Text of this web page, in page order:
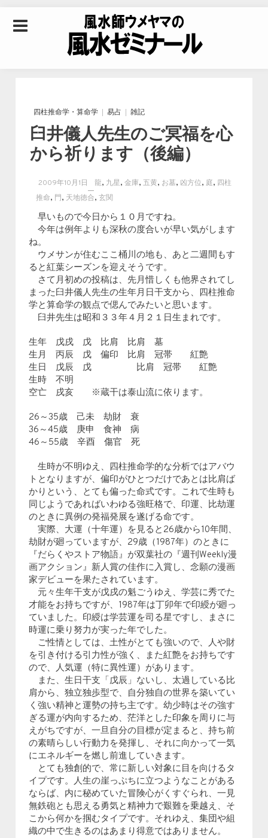
水ゼミナール｜風水
学・四柱推命学・易
学を合わせた立命講
座
四柱推命学・算命学 易占 雑記
臼井儀人先生のご冥福を心
から祈ります（後編）
2009年10月1日 龍, 九星,金庫,五黄, お墓, 凶方位,庭, 四柱
推命, 門, 天地徳合,玄関
早いもので今日から１０月ですね。
今年は例年よりも深秋の度合いが早い気がします
ね。
ウメサンが住むここ桶川の地も、あと二週間もす
ると紅葉シーズンを迎えそうです。
さて月初めの投稿は、先月惜しくも他界されてし
まった臼井儀人先生の生年月日干支から、四柱推命
学と算命学の観点で偲んでみたいと思います。
臼井先生は昭和３３年４月２１日生まれです。
生年 戊戌 戊 比肩 比肩 墓
生月 丙辰 戊 偏印 比肩 冠帯 紅艶
生日 戊辰 戊 比肩 冠帯 紅艶
生時 不明
空亡 戌亥 ※蔵干は泰山流に依ります。
26～35歳 己未 劫財 衰
36～45歳 庚申 食神 病
46～55歳 辛酉 傷官 死
生時が不明ゆえ、四柱推命学的な分析ではアバウ
トとなりますが、偏印がひとつだけであとは比肩ば
かりという、とても偏った命式です。これで生時も
同じようであればいわゆる強旺格で、印運、比劫運
のときに異例の発福発展を遂げる命です。
実際、大運（十年運）を見ると26歳から10年間、
劫財が廻っていますが、29歳（1987年）のときに
『だらくやストア物語』が双葉社の『週刊Weekly漫
画アクション』新人賞の佳作に入賞し、念願の漫画
家デビューを果たされています。
元々生年干支が戊戌の魁ごうゆえ、学芸に秀でた
才能をお持ちですが、1987年は丁卯年で印綬が廻っ
ていました。印綬は学芸運を司る星ですし、まさに
時運に乗り努力が実った年でした。
ご性情としては、土性がとても強いので、人や財
を引き付ける引力性が強く、また紅艶をお持ちです
ので、人気運（特に異性運）があります。
また、生日干支「戊辰」ないし、太過している比
肩から、独立独歩型で、自分独自の世界を築いてい
く強い精神と運勢の持ち主です。幼少時はその強す
ぎる運が内向するため、茫洋とした印象を周りに与
えがちですが、一旦自分の目標が定まると、持ち前
の素晴らしい行動力を発揮し、それに向かって一気
にエネルギーを燃し前進していきます。
とても独創的で、常に新しい対象に目を向けるタ
イプです。人生の崖っぷちに立つようなことがある
ならば、内に秘めていた冒険心がくすぐられ、一見
無鉄砲とも思える勇気と精神力で艱難を乗越え、そ
こから何かを掴むタイプです。それゆえ、集団や組
織の中で生きるのはあまり得意ではありません。